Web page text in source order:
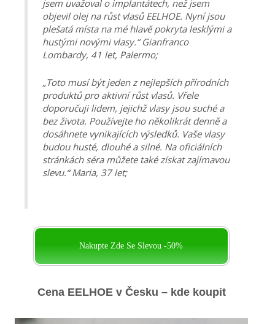
jsem uvažoval o implantátech, než jsem
objevil olej na růst vlasů EELHOE. Nyní jsou
plešatá místa na mé hlavě pokryta lesklými a
hustými novými vlasy.“ Gianfranco
Lombardy, 41 let, Palermo;
„Toto musí být jeden z nejlepších přírodních
produktů pro aktivní růst vlasů. Vřele
doporučuji lidem, jejichž vlasy jsou suché a
bez života. Používejte ho několikrát denně a
dosáhnete vynikajících výsledků. Vaše vlasy
budou husté, dlouhé a silné. Na oficiálních
stránkách séra můžete také získat zajímavou
slevu.“ Maria, 37 let;
Nakupte Zde Se Slevou -50%
Cena EELHOE v Česku – kde koupit